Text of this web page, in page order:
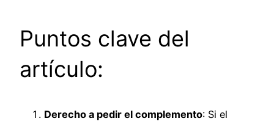
Puntos clave del
artículo:
Derecho a pedir el complemento: Si el